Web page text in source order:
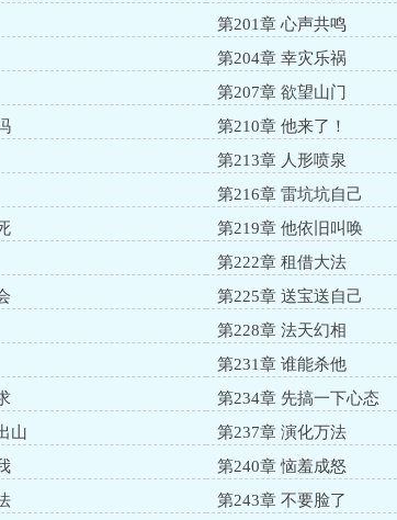
第201章 心声共鸣
第204章 幸灾乐祸
第207章 欲望山门
第210章 他来了！
第213章 人形喷泉
第216章 雷坑坑自己
第219章 他依旧叫唤
第222章 租借大法
第225章 送宝送自己
第228章 法天幻相
第231章 谁能杀他
第234章 先搞一下心态
山
第237章 演化万法
第240章 恼羞成怒
第243章 不要脸了